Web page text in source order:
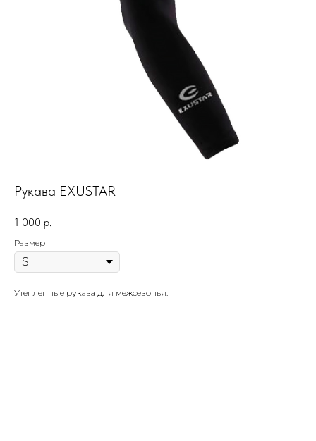
Рукава EXUSTAR
1 000 р.
Размер
Утепленные рукава для межсезонья.